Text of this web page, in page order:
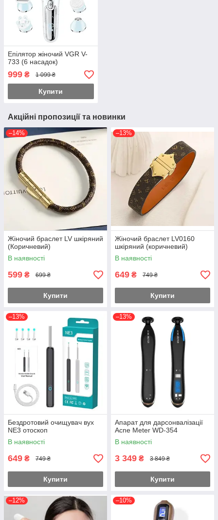
Епілятор жіночий VGR V-
733 (6 насадок)
999 ₴ 1 099 ₴
Купити
Акційні пропозиції та новинки
–14%
Жіночий браслет LV шкіряний
(Коричневий)
В наявності
599 ₴ 699 ₴
Купити
–13%
Жіночий браслет LV0160
шкіряний (коричневий)
В наявності
649 ₴ 749 ₴
Купити
–13%
Бездротовий очищувач вух
NE3 отоскоп
В наявності
649 ₴ 749 ₴
Купити
–13%
Апарат для дарсонвалізації
Acne Meter WD-354
В наявності
3 349 ₴ 3 849 ₴
Купити
–12% –10%